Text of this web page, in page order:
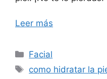
Leer más
Facial
como hidratar la